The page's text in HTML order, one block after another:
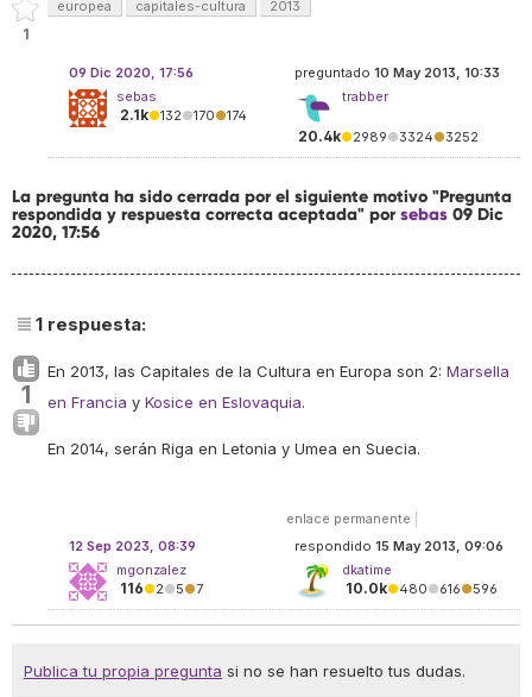
1
europea capitales-cultura 2013
preguntado 10 May 2013, 10:33
trabber
20.4k●2989●3324●3252
09 Dic 2020, 17:56
sebas
2.1k●132●170●174
La pregunta ha sido cerrada por el siguiente motivo "Pregunta
respondida y respuesta correcta aceptada" por sebas 09 Dic
2020, 17:56
1 respuesta:
1
En 2013, las Capitales de la Cultura en Europa son 2: Marsella
en Francia y Kosice en Eslovaquia.
En 2014, serán Riga en Letonia y Umea en Suecia.
enlace permanente
respondido 15 May 2013, 09:06
dkatime
10.0k●480●616●596
12 Sep 2023, 08:39
mgonzalez
116●2●5●7
Publica tu propia pregunta si no se han resuelto tus dudas.